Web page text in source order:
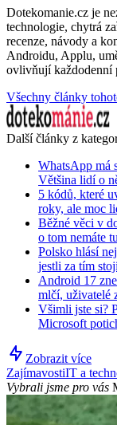
Dotekomanie.cz je
technologie, chytrá
recenze, návody a
Androidu, Applu,
ovlivňují každodenní
Všechny články
Další články z
WhatsApp má
Většina lidí o
5 kódů, které
roky, ale moc
Běžné věci v
o tom nemáte
Polsko hlásí
jestli za tím
Android 17
mlčí, uživatelé
Všimli jste si?
Microsoft
Zobrazit více
ZajímavostiIT a
Vybrali jsme pro vás